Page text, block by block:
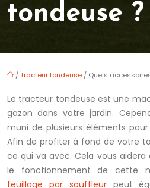
tondeuse ?
/Tracteur tondeuse / Quels
Le tracteur tondeuse est une
gazon dans votre jardin.
muni de plusieurs éléments
Afin de profiter à fond de votre
ce qui va avec. Cela vous
le fonctionnement de cette
feuillage par souffleurpeut